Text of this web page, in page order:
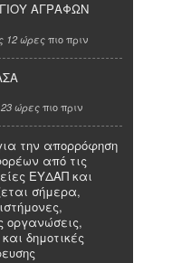
ΑΓΡΑΦΩΝ
12 ώρες πιο πριν
ώρες πιο πριν
την απορρόφηση
από τις
ΕΥΔΑΠ και
σήμερα,
οργανώσεις,
δημοτικές